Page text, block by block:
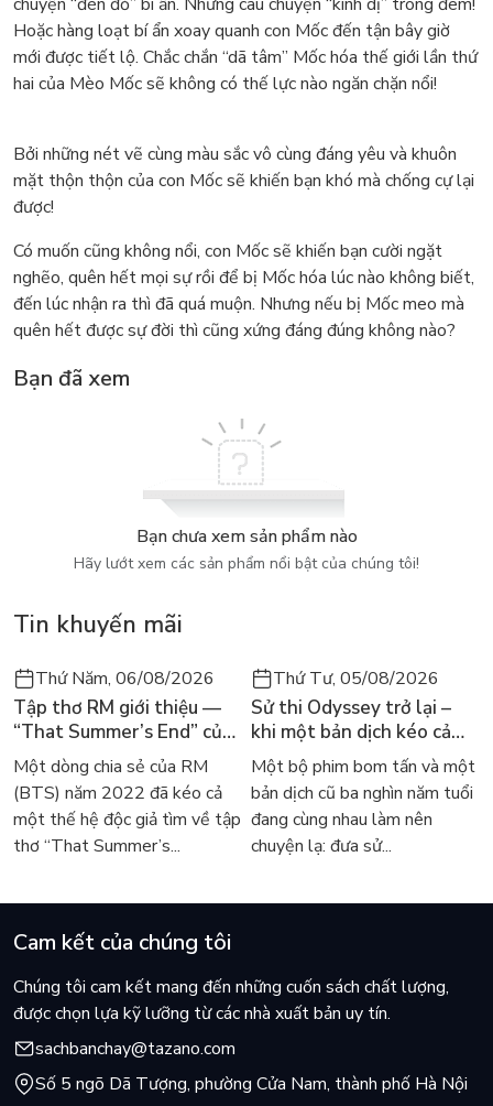
Hoặc hàng loạt bí ẩn xoay quanh con Mốc đến tận bây giờ
mới được tiết lộ. Chắc chắn “dã tâm” Mốc hóa thế giới lần thứ
hai của Mèo Mốc sẽ không có thế lực nào ngăn chặn nổi!
Bởi những nét vẽ cùng màu sắc vô cùng đáng yêu và khuôn
mặt thộn thộn của con Mốc sẽ khiến bạn khó mà chống cự lại
được!
Có muốn cũng không nổi, con Mốc sẽ khiến bạn cười ngặt
nghẽo, quên hết mọi sự rồi để bị Mốc hóa lúc nào không biết,
đến lúc nhận ra thì đã quá muộn. Nhưng nếu bị Mốc meo mà
quên hết được sự đời thì cũng xứng đáng đúng không nào?
Bạn đã xem
Bạn chưa xem sản phẩm nào
Hãy lướt xem các sản phẩm nổi bật của chúng tôi!
Tin khuyến mãi
Thứ Năm, 06/08/2026
Tập thơ RM giới thiệu —
“That Summer’s End” của
Lee Seong-bok ra mắt bản
tiếng Anh sau 4 năm gây
sốt
Một dòng chia sẻ của RM
(BTS) năm 2022 đã kéo cả
một thế hệ độc giả tìm về tập
thơ “That Summer’s...
Thứ Tư, 05/08/2026
Sử thi Odyssey trở lại –
khi một bản dịch kéo cả
thế giới về với văn học
kinh điển
Một bộ phim bom tấn và một
bản dịch cũ ba nghìn năm tuổi
đang cùng nhau làm nên
chuyện lạ: đưa sử...
Cam kết của chúng tôi
Chúng tôi cam kết mang đến những cuốn sách chất lượng,
được chọn lựa kỹ lưỡng từ các nhà xuất bản uy tín.
sachbanchay@tazano.com
Số 5 ngõ Dã Tượng, phường Cửa Nam, thành phố Hà Nội